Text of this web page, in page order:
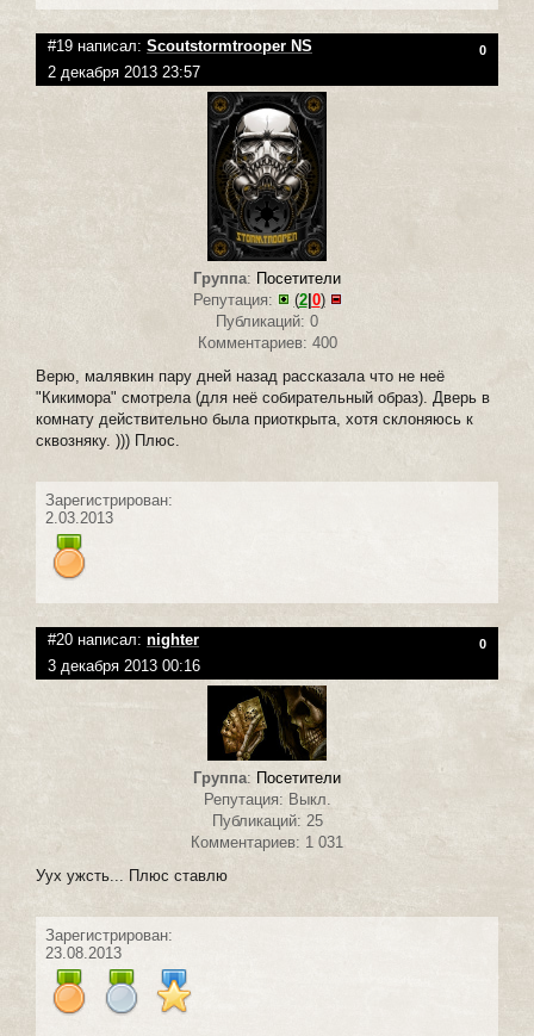
#19 написал: Scoutstormtrooper NS 0
2 декабря 2013 23:57
Группа: Посетители
Репутация:
(2| 0)
Публикаций: 0
Комментариев: 400
Верю, малявкин пару дней назад рассказала что не неё
"Кикимора" смотрела (для неё собирательный образ). Дверь в
комнату действительно была приоткрыта, хотя склоняюсь к
сквозняку. ))) Плюс.
Зарегистрирован:
2.03.2013
#20 написал: nighter 0
3 декабря 2013 00:16
Группа: Посетители
Репутация: Выкл.
Публикаций: 25
Комментариев: 1 031
Уух ужсть... Плюс ставлю
Зарегистрирован:
23.08.2013